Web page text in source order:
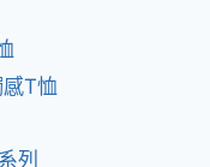
T恤
列